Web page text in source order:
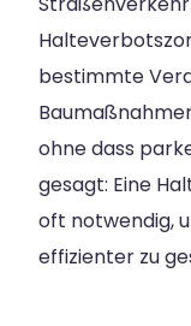
bestimmte
ohne dass
gesagt: Eine
oft notwendig,
effizienter zu